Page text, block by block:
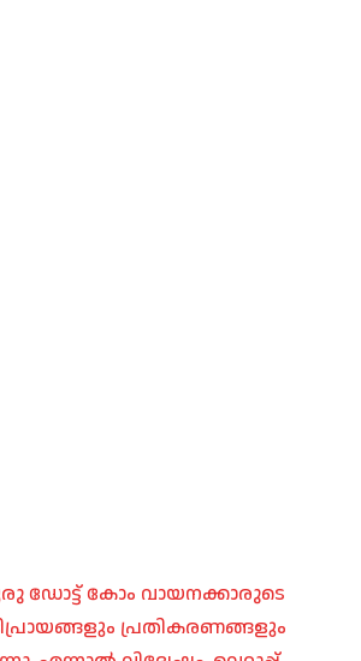
ഡോട്ട് കോം വായനക്കാരുടെ
പ്രതികരണങ്ങളും